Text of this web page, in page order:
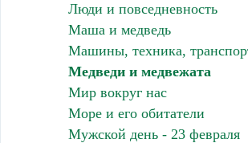
Люди и повседневность
Маша и медведь
Машины, техника,
Медведи и медвежата
Мир вокруг нас
Море и его обитатели
Мужской день - 23 февраля